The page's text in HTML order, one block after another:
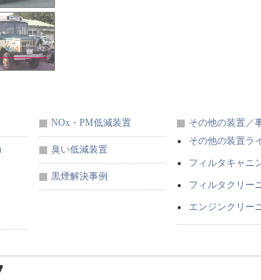
NOx・PM低減装置
臭い低減装置
黒煙解決事例
その他の装置／
その他の装置ラ
フィルタキャニ
フィルタクリー
エンジンクリー